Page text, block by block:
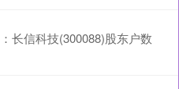
长信科技(300088)股东户数